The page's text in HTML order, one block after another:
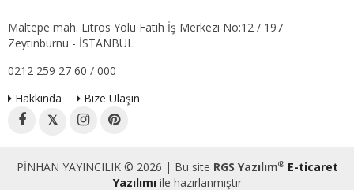
Maltepe mah. Litros Yolu Fatih İş Merkezi No:12 / 197
Zeytinburnu - İSTANBUL
0212 259 27 60 / 000
Hakkında
Bize Ulaşın
𝕏
PİNHAN YAYINCILIK © 2026 | Bu site RGS Yazılım® E-ticaret
Yazılımıile hazırlanmıştır